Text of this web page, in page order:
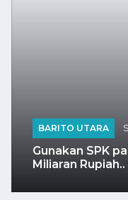
BARITO UTARA
Gunakan SPK
Miliaran Rupiah..